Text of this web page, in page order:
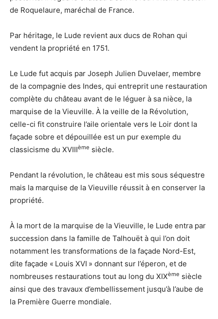
de Roquelaure, maréchal de France.
Par héritage, le Lude revient aux ducs de Rohan qui
vendent la propriété en 1751.
Le Lude fut acquis par Joseph Julien Duvelaer, membre
de la compagnie des Indes, qui entreprit une restauration
complète du château avant de le léguer à sa nièce, la
marquise de la Vieuville. À la veille de la Révolution,
celle-ci fit construire l’aile orientale vers le Loir dont la
façade sobre et dépouillée est un pur exemple du
classicisme du XVIIIème siècle.
Pendant la révolution, le château est mis sous séquestre
mais la marquise de la Vieuville réussit à en conserver la
propriété.
À la mort de la marquise de la Vieuville, le Lude entra par
succession dans la famille de Talhouët à qui l’on doit
notamment les transformations de la façade Nord-Est,
dite façade « Louis XVI » donnant sur l’éperon, et de
nombreuses restaurations tout au long du XIXème siècle
ainsi que des travaux d’embellissement jusqu’à l’aube de
la Première Guerre mondiale.